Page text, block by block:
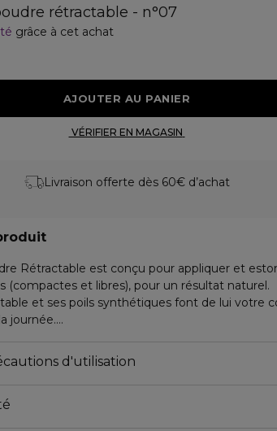
rétractable - n°07
grâce à cet achat
Livraison offerte dès 60€ d’achat
Rétractable est conçu pour appliquer et
(compactes et libres), pour un résultat naturel.
et ses poils synthétiques font de lui votre
journée.
- 115, rue Réaumur - 75002 Paris - France
d'utilisation